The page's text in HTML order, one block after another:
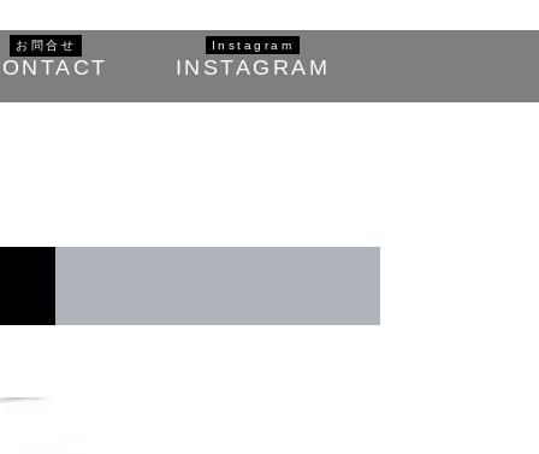
お問合せ Instagram
INSTAGRAM